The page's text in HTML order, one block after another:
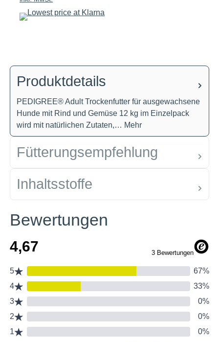
Produktdetails
PEDIGREE® Adult Trockenfutter für ausgewachsene
Hunde mit Rind und Gemüse 12 kg im Einzelpack
wird mit natürlichen Zutaten,… Mehr
Fütterungsempfehlung
Inhaltsstoffe
Bewertungen